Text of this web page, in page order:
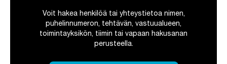
Voit hakea henkilöä tai yhteystietoa nimen,
puhelinnumeron, tehtävän, vastuualueen,
toimintayksikön, tiimin tai vapaan hakusanan
perusteella.